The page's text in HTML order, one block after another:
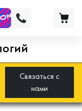
Связаться с
нами